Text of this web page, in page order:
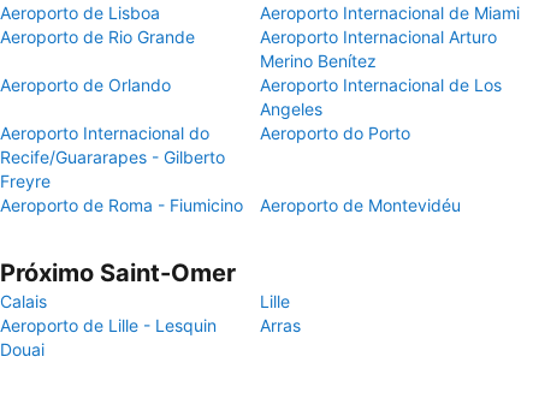
Aeroporto de Lisboa
Aeroporto Internacional de Miami
Aeroporto de Rio Grande
Aeroporto Internacional Arturo
Merino Benítez
Aeroporto de Orlando
Aeroporto Internacional de Los
Angeles
Aeroporto Internacional do
Recife/Guararapes - Gilberto
Freyre
Aeroporto do Porto
Aeroporto de Roma - Fiumicino Aeroporto de Montevidéu
Próximo Saint-Omer
Calais
Lille
Aeroporto de Lille - Lesquin
Arras
Douai